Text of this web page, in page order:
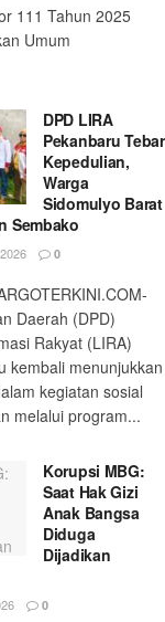
111 Tahun 2025
Umum
DPD LIRA
Pekanbaru Tebar
Kepedulian,
Warga
Sidomulyo Barat
Sembako
0
Daerah (DPD)
Rakyat (LIRA)
kembali menunjukkan
kegiatan sosial
melalui program...
Korupsi MBG:
Saat Hak Gizi
Anak Bangsa
Diduga
Dijadikan
0